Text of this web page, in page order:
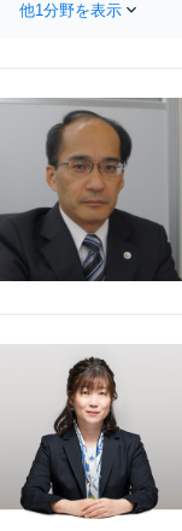
他1分野を表示